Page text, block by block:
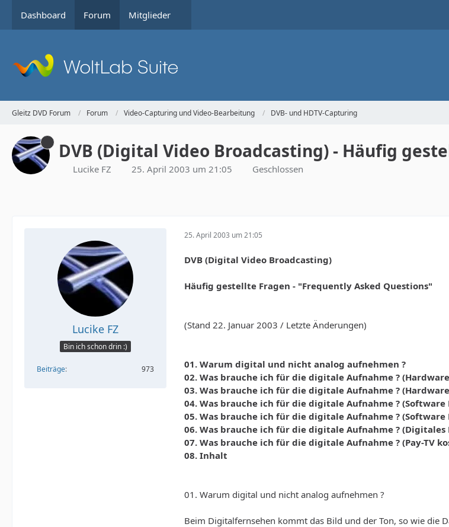
Dashboard Forum Mitglieder
Gleitz DVD Forum Forum Video-Capturing und Video-Bearbeitung DVB- und HDTV-Capturing
DVB (Digital Video Broadcasting) - Häufig
Lucike FZ 25. April 2003 um 21:05 Geschlossen
Lucike FZ
Bin ich schon drin :)
Beiträge 973
25. April 2003 um 21:05
DVB (Digital Video Broadcasting)
Häufig gestellte Fragen - "Frequently Asked Questions"
(Stand 22. Januar 2003 / Letzte Änderungen)
01. Warum digital und nicht analog aufnehmen ?
02. Was brauche ich für die digitale Aufnahme ? (Hardware
03. Was brauche ich für die digitale Aufnahme ?
04. Was brauche ich für die digitale Aufnahme ? (Software
05. Was brauche ich für die digitale Aufnahme ? (Software
06. Was brauche ich für die digitale Aufnahme ?
07. Was brauche ich für die digitale Aufnahme ? (Pay-TV
08. Inhalt
01. Warum digital und nicht analog aufnehmen ?
Beim Digitalfernsehen kommt das Bild und der Ton, so wie die